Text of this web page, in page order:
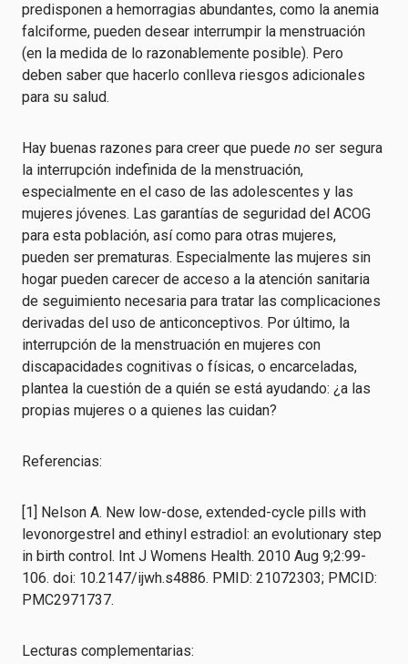
predisponen a hemorragias abundantes, como la anemia
falciforme, pueden desear interrumpir la menstruación
(en la medida de lo razonablemente posible). Pero
deben saber que hacerlo conlleva riesgos adicionales
para su salud.
Hay buenas razones para creer que puede no ser segura
la interrupción indefinida de la menstruación,
especialmente en el caso de las adolescentes y las
mujeres jóvenes. Las garantías de seguridad del ACOG
para esta población, así como para otras mujeres,
pueden ser prematuras. Especialmente las mujeres sin
hogar pueden carecer de acceso a la atención sanitaria
de seguimiento necesaria para tratar las complicaciones
derivadas del uso de anticonceptivos. Por último, la
interrupción de la menstruación en mujeres con
discapacidades cognitivas o físicas, o encarceladas,
plantea la cuestión de a quién se está ayudando: ¿a las
propias mujeres o a quienes las cuidan?
Referencias:
[1] Nelson A. New low-dose, extended-cycle pills with
levonorgestrel and ethinyl estradiol: an evolutionary step
in birth control. Int J Womens Health. 2010 Aug 9;2:99-
106. doi: 10.2147/ijwh.s4886. PMID: 21072303; PMCID:
PMC2971737.
Lecturas complementarias: